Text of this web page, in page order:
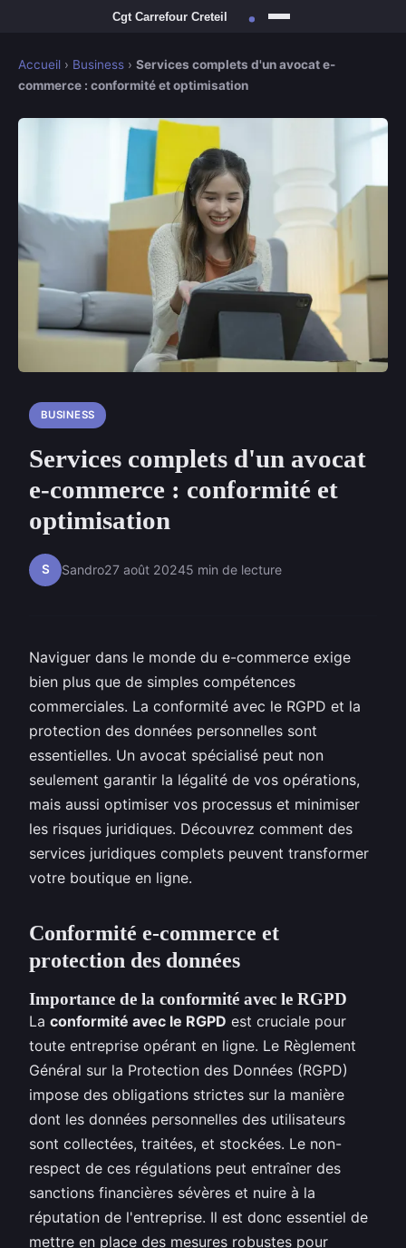
Accueil › Business › Services complets d'un avocat e-
commerce : conformité et optimisation
BUSINESS
Services complets d'un avocat
e-commerce : conformité et
optimisation
S Sandro27 août 20245 min de lecture
Naviguer dans le monde du e-commerce exige
bien plus que de simples compétences
commerciales. La conformité avec le RGPD et la
protection des données personnelles sont
essentielles. Un avocat spécialisé peut non
seulement garantir la légalité de vos opérations,
mais aussi optimiser vos processus et minimiser
les risques juridiques. Découvrez comment des
services juridiques complets peuvent transformer
votre boutique en ligne.
Conformité e-commerce et
protection des données
Importance de la conformité avec le RGPD
La conformité avec le RGPD est cruciale pour
toute entreprise opérant en ligne. Le Règlement
Général sur la Protection des Données (RGPD)
impose des obligations strictes sur la manière
dont les données personnelles des utilisateurs
sont collectées, traitées, et stockées. Le non-
respect de ces régulations peut entraîner des
sanctions financières sévères et nuire à la
réputation de l'entreprise. Il est donc essentiel de
mettre en place des mesures robustes pour